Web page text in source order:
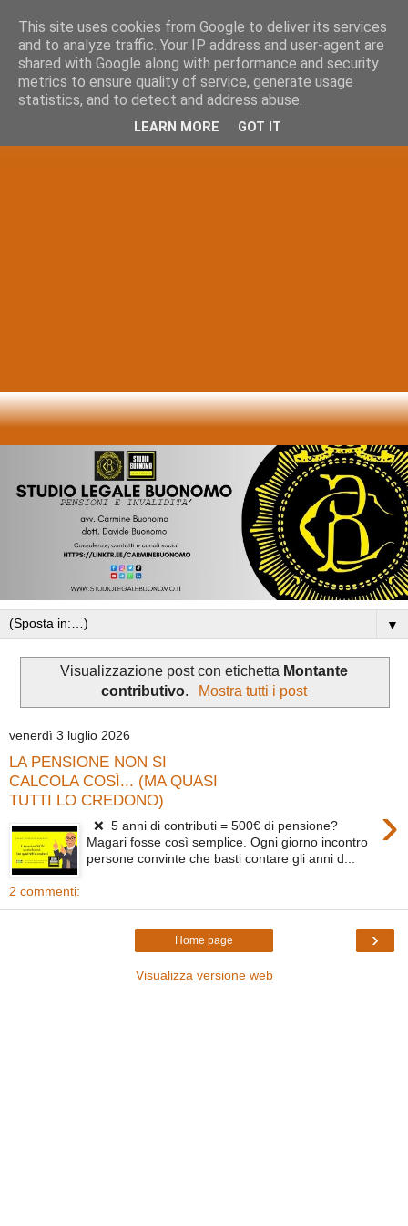
▼
Visualizzazione post con etichetta Montante
contributivo. Mostra tutti i post
venerdì 3 luglio 2026
LA PENSIONE NON SI
CALCOLA COSÌ... (MA QUASI
TUTTI LO CREDONO)
›
❌ 5 anni di contributi = 500€ di pensione?
Magari fosse così semplice. Ogni giorno incontro
persone convinte che basti contare gli anni d...
2 commenti:
›
Home page
Visualizza versione web
This site uses cookies from Google to deliver its services
and to analyze traffic. Your IP address and user-agent are
shared with Google along with performance and security
metrics to ensure quality of service, generate usage
statistics, and to detect and address abuse.
LEARN MORE GOT IT